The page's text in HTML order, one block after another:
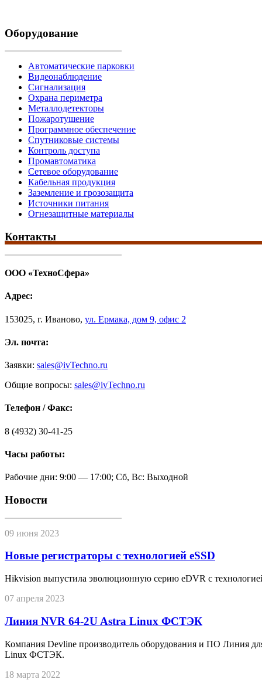
Оборудование
Автоматические парковки
Видеонаблюдение
Сигнализация
Охрана периметра
Металлодетекторы
Пожаротушение
Программное обеспечение
Спутниковые системы
Контроль доступа
Промавтоматика
Сетевое оборудование
Кабельная продукция
Заземление и грозозащита
Источники питания
Огнезащитные материалы
Контакты
ООО «ТехноСфера»
Адрес:
153025, г. Иваново, ул. Ермака, дом 9, офис 2
Эл. почта:
Заявки: sales@ivTechno.ru
Общие вопросы: sales@ivTechno.ru
Телефон / Факс:
8 (4932) 30-41-25
Часы работы:
Рабочие дни: 9:00 — 17:00; Сб, Вс: Выходной
Новости
09 июня 2023
Новые регистраторы с технологией eSSD
Hikvision выпустила эволюционную серию eDVR с
07 апреля 2023
Линия NVR 64-2U Astra Linux ФСТЭК
Компания Devline производитель оборудования и ПО Линия
Linux ФСТЭК.
18 марта 2022